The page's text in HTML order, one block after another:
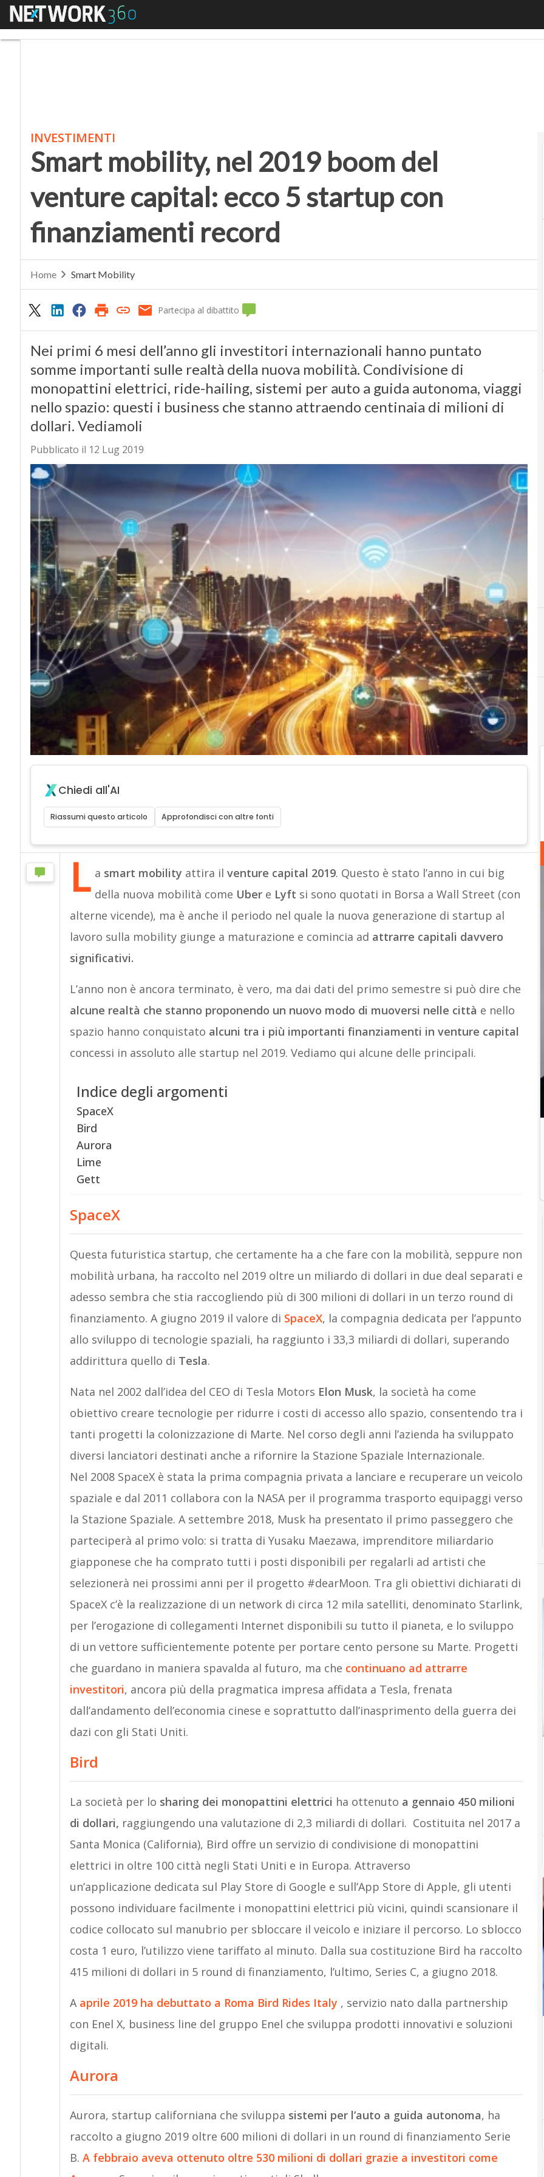
Menu
INVESTIMENTI
Smart mobility, nel 2019 boom del
venture capital: ecco 5 startup con
finanziamenti record
Home Smart Mobility
Partecipa al dibattito
Nei primi 6 mesi dell’anno gli investitori internazionali hanno puntato
somme importanti sulle realtà della nuova mobilità. Condivisione di
monopattini elettrici, ride-hailing, sistemi per auto a guida autonoma, viaggi
nello spazio: questi i business che stanno attraendo centinaia di milioni di
dollari. Vediamoli
Pubblicato il 12 Lug 2019
Chiedi all'AI
Riassumi questo articolo Approfondisci con altre fonti
L a smart mobility attira il venture capital 2019. Questo è stato l’anno in cui big
della nuova mobilità come Ubere Lyft si sono quotati in Borsa a Wall Street (con
alterne vicende), ma è anche il periodo nel quale la nuova generazione di startup al
lavoro sulla mobility giunge a maturazione e comincia ad attrarre capitali davvero
significativi.
L’anno non è ancora terminato, è vero, ma dai dati del primo semestre si può dire che
alcune realtà che stanno proponendo un nuovo modo di muoversi nelle città e nello
spazio hanno conquistato alcuni tra i più importanti finanziamenti in venture capital
concessi in assoluto alle startup nel 2019. Vediamo qui alcune delle principali.
Indice degli argomenti
SpaceX
Bird
Aurora
Lime
Gett
SpaceX
Questa futuristica startup, che certamente ha a che fare con la mobilità, seppure non
mobilità urbana, ha raccolto nel 2019 oltre un miliardo di dollari in due deal separati e
adesso sembra che stia raccogliendo più di 300 milioni di dollari in un terzo round di
finanziamento. A giugno 2019 il valore di SpaceX, la compagnia dedicata per l’appunto
allo sviluppo di tecnologie spaziali, ha raggiunto i 33,3 miliardi di dollari, superando
addirittura quello di Tesla.
Nata nel 2002 dall’idea del CEO di Tesla Motors Elon Musk, la società ha come
obiettivo creare tecnologie per ridurre i costi di accesso allo spazio, consentendo tra i
tanti progetti la colonizzazione di Marte. Nel corso degli anni l’azienda ha sviluppato
diversi lanciatori destinati anche a rifornire la Stazione Spaziale Internazionale.
Nel 2008 SpaceX è stata la prima compagnia privata a lanciare e recuperare un veicolo
spaziale e dal 2011 collabora con la NASA per il programma trasporto equipaggi verso
la Stazione Spaziale. A settembre 2018, Musk ha presentato il primo passeggero che
parteciperà al primo volo: si tratta di Yusaku Maezawa, imprenditore miliardario
giapponese che ha comprato tutti i posti disponibili per regalarli ad artisti che
selezionerà nei prossimi anni per il progetto #dearMoon. Tra gli obiettivi dichiarati di
SpaceX c’è la realizzazione di un network di circa 12 mila satelliti, denominato Starlink,
per l’erogazione di collegamenti Internet disponibili su tutto il pianeta, e lo sviluppo
di un vettore sufficientemente potente per portare cento persone su Marte. Progetti
che guardano in maniera spavalda al futuro, ma che continuano ad attrarre
investitori, ancora più della pragmatica impresa affidata a Tesla, frenata
dall’andamento dell’economia cinese e soprattutto dall’inasprimento della guerra dei
dazi con gli Stati Uniti.
Bird
La società per lo sharing dei monopattini elettrici ha ottenuto a gennaio 450 milioni
di dollari, raggiungendo una valutazione di 2,3 miliardi di dollari. Costituita nel 2017 a
Santa Monica (California), Bird offre un servizio di condivisione di monopattini
elettrici in oltre 100 città negli Stati Uniti e in Europa. Attraverso
un’applicazione dedicata sul Play Store di Google e sull’App Store di Apple, gli utenti
possono individuare facilmente i monopattini elettrici più vicini, quindi scansionare il
codice collocato sul manubrio per sbloccare il veicolo e iniziare il percorso. Lo sblocco
costa 1 euro, l’utilizzo viene tariffato al minuto. Dalla sua costituzione Bird ha raccolto
415 milioni di dollari in 5 round di finanziamento, l’ultimo, Series C, a giugno 2018.
A aprile 2019 ha debuttato a Roma Bird Rides Italy , servizio nato dalla partnership
con Enel X, business line del gruppo Enel che sviluppa prodotti innovativi e soluzioni
digitali.
Aurora
Aurora, startup californiana che sviluppa sistemi per l’auto a guida autonoma, ha
raccolto a giugno 2019 oltre 600 milioni di dollari in un round di finanziamento Serie
B. A febbraio aveva ottenuto oltre 530 milioni di dollari grazie a investitori come
A
Auto a guida autonoma
Car Sharing